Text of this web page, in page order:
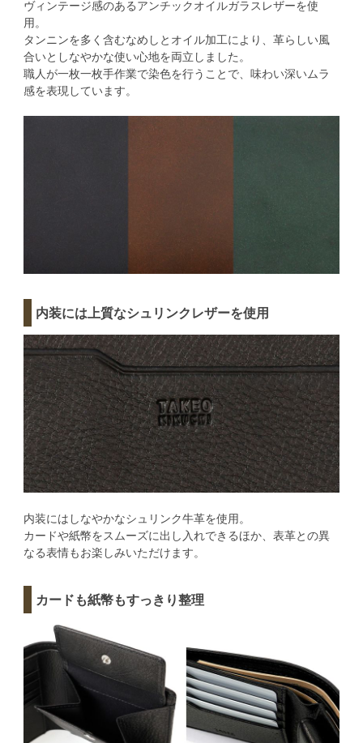
ヴィンテージ感のあるアンチックオイルガラスレザーを使
用。
タンニンを多く含むなめしとオイル加工により、革らしい風
合いとしなやかな使い心地を両立しました。
職人が一枚一枚手作業で染色を行うことで、味わい深いムラ
感を表現しています。
内装には上質なシュリンクレザーを使用
内装にはしなやかなシュリンク牛革を使用。
カードや紙幣をスムーズに出し入れできるほか、表革との異
なる表情もお楽しみいただけます。
カードも紙幣もすっきり整理